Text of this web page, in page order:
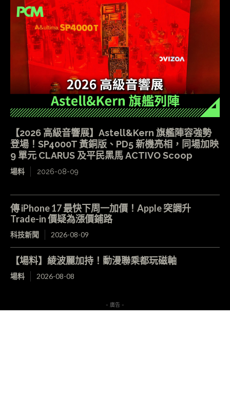
【2026 高級音響展】Astell&Kern 旗艦陣容強勢
登場！SP4000T 黃銅版、PD5 新機亮相，同場加映
9 單元 CLARUS 及平民黑馬 ACTIVO Scoop
場料 2026-08-09
傳 iPhone 17 最快下周一加價！Apple 突調升
Trade-in 價疑為漲價鋪路
科技新聞 2026-08-09
【場料】綾波麗加持！動漫聯乘都玩磁軸
場料 2026-08-08
- 廣告 -